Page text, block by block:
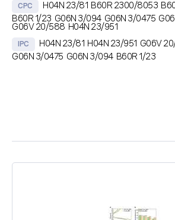
CPC H04N 23/81 B60R 2300/8053
B60R 1/23 G06N 3/094 G06N 3/0475
G06V 20/588 H04N 23/951
IPC H04N 23/81 H04N 23/951 G06V
G06N 3/0475 G06N 3/094 B60R 1/23